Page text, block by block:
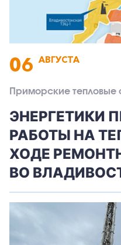
06 АВГУСТА
Приморские тепловые
ЭНЕРГЕТИКИ
РАБОТЫ НА
ХОДЕ
ВО